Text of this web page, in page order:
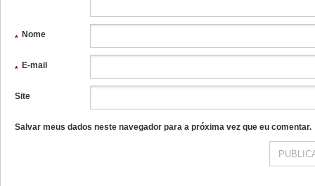
Nome
*
E-mail
*
Site
Salvar meus dados neste navegador para a próxima vez que eu comentar.